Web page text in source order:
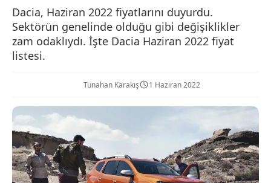
Dacia, Haziran 2022 fiyatlarını duyurdu.
Sektörün genelinde olduğu gibi değişiklikler
zam odaklıydı. İşte Dacia Haziran 2022 fiyat
listesi.
Tunahan Karakış 1 Haziran 2022